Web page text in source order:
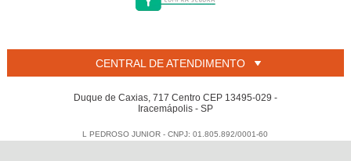
CENTRAL DE ATENDIMENTO
Duque de Caxias, 717 Centro CEP 13495-029 -
Iracemápolis - SP
L PEDROSO JUNIOR - CNPJ: 01.805.892/0001-60